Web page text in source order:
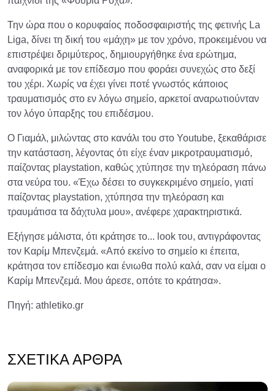
Την ώρα που ο κορυφαίος ποδοσφαιριστής της φετινής La
Liga, δίνει τη δική του «μάχη» με τον χρόνο, προκειμένου να
επιστρέψει δριμύτερος, δημιουργήθηκε ένα ερώτημα,
αναφορικά με τον επίδεσμο που φοράει συνεχώς στο δεξί
του χέρι. Χωρίς να έχει γίνει ποτέ γνωστός κάποιος
τραυματισμός στο εν λόγω σημείο, αρκετοί αναρωτιούνταν
τον λόγο ύπαρξης του επιδέσμου.
Ο Γιαμάλ, μιλώντας στο κανάλι του στο Youtube, ξεκαθάρισε
την κατάσταση, λέγοντας ότι είχε έναν μικροτραυματισμό,
παίζοντας playstation, καθώς χτύπησε την τηλεόραση πάνω
στα νεύρα του. «Έχω δέσει το συγκεκριμένο σημείο, γιατί
παίζοντας playstation, χτύπησα την τηλεόραση και
τραυμάτισα τα δάχτυλα μου», ανέφερε χαρακτηριστικά.
Εξήγησε μάλιστα, ότι κράτησε το... look του, αντιγράφοντας
τον Καρίμ Μπενζεμά. «Από εκείνο το σημείο κι έπειτα,
κράτησα τον επίδεσμο και ένιωθα πολύ καλά, σαν να είμαι ο
Καρίμ Μπενζεμά. Μου άρεσε, οπότε το κράτησα».
Πηγή: athletiko.gr
ΣΧΕΤΙΚΆ ΆΡΘΡΑ